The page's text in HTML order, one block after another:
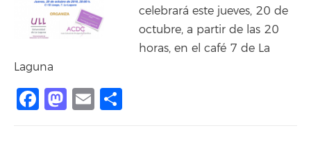
celebrará este jueves, 20 de
octubre, a partir de las 20
horas, en el café 7 de La
Laguna
Facebook
Mastodon
Email